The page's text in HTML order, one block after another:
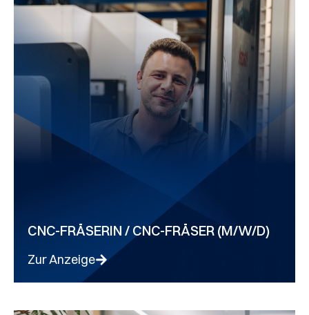
CNC-FRÄSERIN / CNC-FRÄSER (M/W/D)
Zur Anzeige